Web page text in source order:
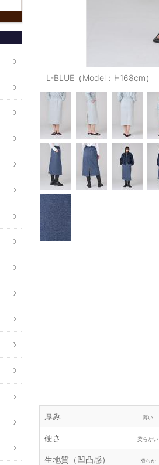
L-BLUE（Model：H168cm）
厚み 薄い
硬さ 柔らかい
生地質（凹凸感） 滑らか